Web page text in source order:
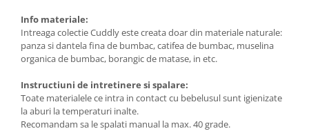
Info materiale:
Intreaga colectie Cuddly este creata doar din materiale naturale:
panza si dantela fina de bumbac, catifea de bumbac, muselina
organica de bumbac, borangic de matase, in etc.
Instructiuni de intretinere si spalare:
Toate materialele ce intra in contact cu bebelusul sunt igienizate
la aburi la temperaturi inalte.
Recomandam sa le spalati manual la max. 40 grade.